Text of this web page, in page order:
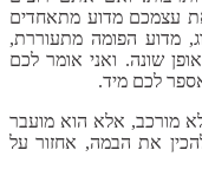
עצמכם מדוע מתאחדים
מדוע הפומה מתעוררת,
שונה. ואני אומר לכם
לכם מיד.
מורכב, אלא הוא מועבר
את הבמה, אחזור על